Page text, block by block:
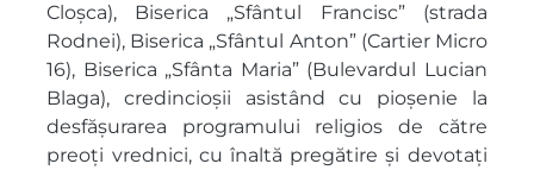
Cloșca), Biserica „Sfântul Francisc” (strada
Rodnei), Biserica „Sfântul Anton” (Cartier Micro
16), Biserica „Sfânta Maria” (Bulevardul Lucian
Blaga), credincioșii asistând cu pioșenie la
desfășurarea programului religios de către
preoți vrednici, cu înaltă pregătire și devotați